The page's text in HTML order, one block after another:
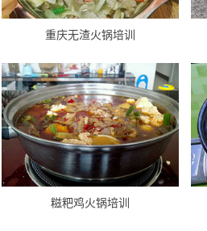
重庆无渣火锅培训
糍粑鸡火锅培训